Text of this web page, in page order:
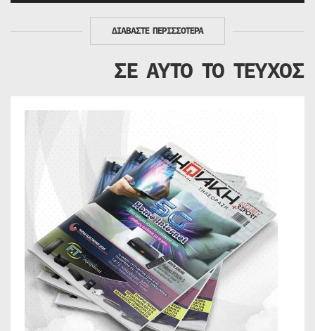
ΔΙΑΒΑΣΤΕ ΠΕΡΙΣΣΟΤΕΡΑ
ΣΕ ΑΥΤΟ ΤΟ ΤΕΥΧΟΣ